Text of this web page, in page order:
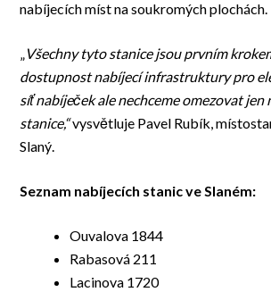
nabíjecích míst na soukromých plochách.
„Všechny tyto stanice jsou prvním
dostupnost nabíjecí infrastruktury pro
síť nabíječek ale nechceme omezovat jen
stanice,“vysvětluje Pavel Rubík,
Slaný.
Seznam nabíjecích stanic ve Slaném:
Ouvalova 1844
Rabasová 211
Lacinova 1720